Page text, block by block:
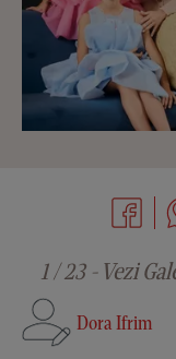
Dora Ifrim
1 / 23 - Vezi